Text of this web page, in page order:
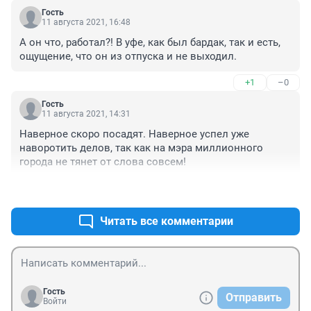
Гость
11 августа 2021, 16:48
А он что, работал?! В уфе, как был бардак, так и есть,
ощущение, что он из отпуска и не выходил.
+1 –0
Гость
11 августа 2021, 14:31
Наверное скоро посадят. Наверное успел уже
наворотить делов, так как на мэра миллионного
города не тянет от слова совсем!
Читать все комментарии
Гость
Войти
Отправить